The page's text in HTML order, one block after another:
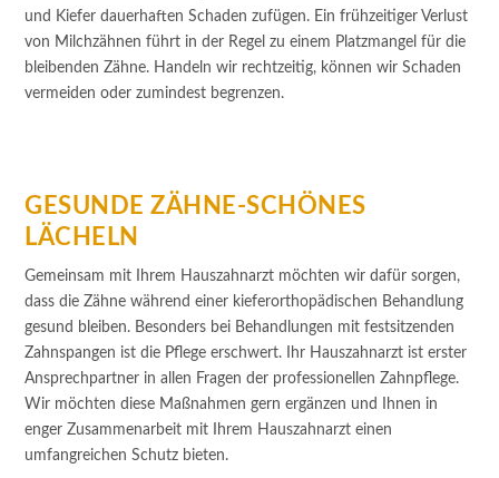
und Kiefer dauerhaften Schaden zufügen. Ein frühzeitiger Verlust
von Milchzähnen führt in der Regel zu einem Platzmangel für die
bleibenden Zähne. Handeln wir rechtzeitig, können wir Schaden
vermeiden oder zumindest begrenzen.
GESUNDE ZÄHNE-SCHÖNES
LÄCHELN
Gemeinsam mit Ihrem Hauszahnarzt möchten wir dafür sorgen,
dass die Zähne während einer kieferorthopädischen Behandlung
gesund bleiben. Besonders bei Behandlungen mit festsitzenden
Zahnspangen ist die Pflege erschwert. Ihr Hauszahnarzt ist erster
Ansprechpartner in allen Fragen der professionellen Zahnpflege.
Wir möchten diese Maßnahmen gern ergänzen und Ihnen in
enger Zusammenarbeit mit Ihrem Hauszahnarzt einen
umfangreichen Schutz bieten.